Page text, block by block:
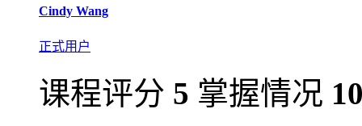
Cindy Wang
正式用户
课程评分 5 掌握情况